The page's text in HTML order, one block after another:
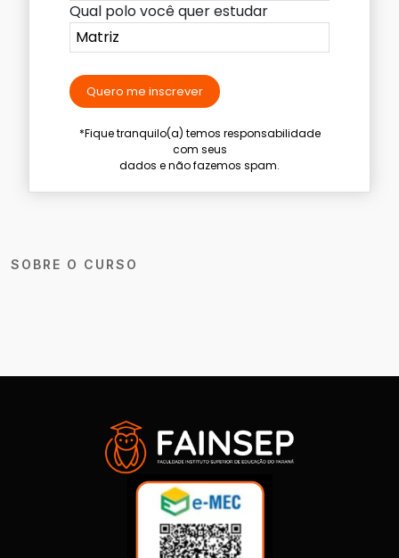
SOBRE O CURSO
Qual polo você quer estudar
Quero me inscrever
*Fique tranquilo(a) temos responsabilidade
com seus
dados e não fazemos spam.